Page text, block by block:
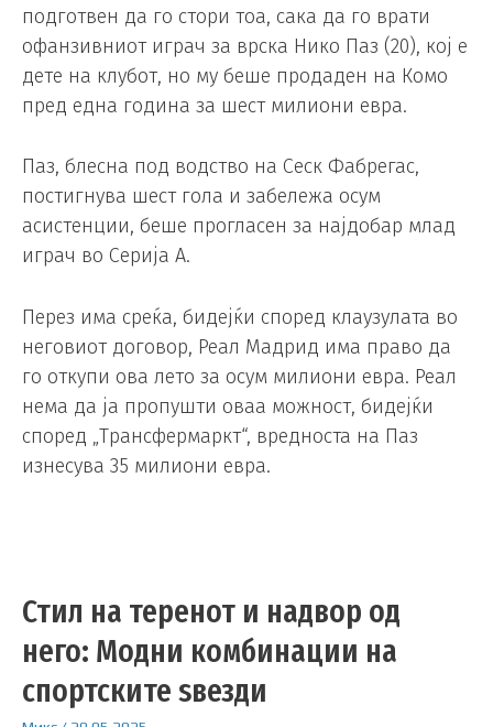
подготвен да го стори тоа, сака да го врати
офанзивниот играч за врска Нико Паз (20), кој е
дете на клубот, но му беше продаден на Комо
пред една година за шест милиони евра.
Паз, блесна под водство на Сеск Фабрегас,
постигнува шест гола и забележа осум
асистенции, беше прогласен за најдобар млад
играч во Серија А.
Перез има среќа, бидејќи според клаузулата во
неговиот договор, Реал Мадрид има право да
го откупи ова лето за осум милиони евра. Реал
нема да ја пропушти оваа можност, бидејќи
според „Трансфермаркт“, вредноста на Паз
изнесува 35 милиони евра.
Стил на теренот и надвор од
него: Модни комбинации на
спортските ѕвезди